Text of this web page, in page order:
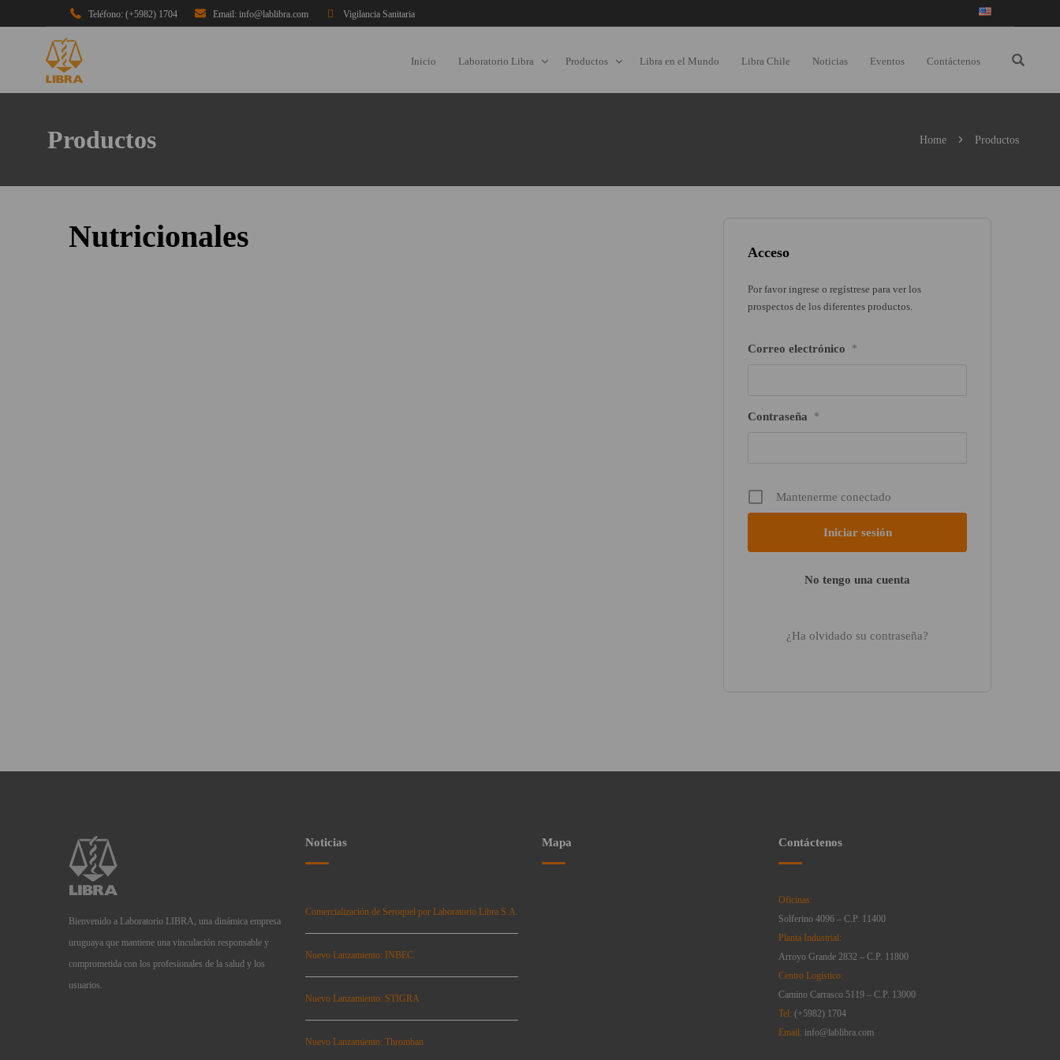
Teléfono: (+5982) 1704 Email: info@lablibra.com Vigilancia Sanitaria
Inicio Laboratorio Libra Productos Libra en el Mundo Libra Chile Noticias Eventos Contáctenos
Productos Home Productos
Acceso
Por favor ingrese o regístrese para ver los
prospectos de los diferentes productos.
Correo electrónico *
Contraseña *
Mantenerme conectado
No tengo una cuenta
¿Ha olvidado su contraseña?
Nutricionales
Bienvenido a Laboratorio LIBRA, una dinámica empresa
uruguaya que mantiene una vinculación responsable y
comprometida con los profesionales de la salud y los
usuarios.
Noticias
Comercialización de Seroquel por Laboratorio Libra S.A.
Nuevo Lanzamiento: INBEC
Nuevo Lanzamiento: STIGRA
Nuevo Lanzamiento: Thromban
Mapa Contáctenos
Oficinas:
Solferino 4096 – C.P. 11400
Planta Industrial:
Arroyo Grande 2832 – C.P. 11800
Centro Logístico:
Camino Carrasco 5119 – C.P. 13000
Tel: (+5982) 1704
Email: info@lablibra.com